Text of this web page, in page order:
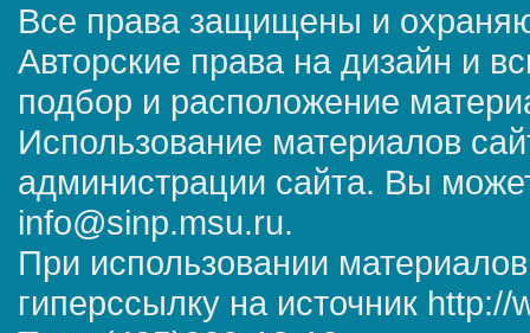
Все права защищены и
Авторские права на дизайн и
подбор и расположение
Использование материалов
администрации сайта. Вы
info@sinp.msu.ru.
При использовании
гиперссылку на источник